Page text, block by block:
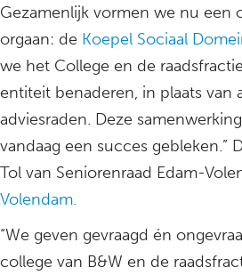
Gezamenlijk vormen we nu een
orgaan: de Koepel Sociaal
we het College en de
entiteit benaderen, in plaats van
adviesraden. Deze
vandaag een succes gebleken.”
Tol van Seniorenraad Edam-
Volendam.
“We geven gevraagd én
college van B&W en de